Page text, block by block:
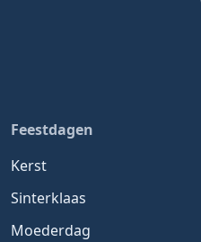
Feestdagen
Kerst
Sinterklaas
Moederdag